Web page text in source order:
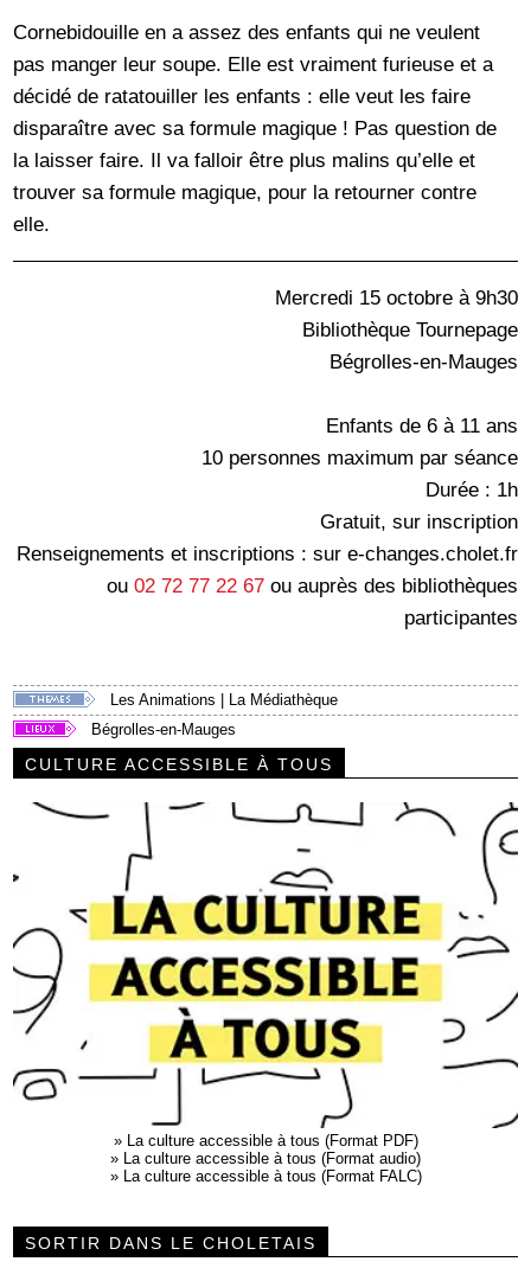
Cornebidouille en a assez des enfants qui ne veulent
pas manger leur soupe. Elle est vraiment furieuse et a
décidé de ratatouiller les enfants : elle veut les faire
disparaître avec sa formule magique ! Pas question de
la laisser faire. Il va falloir être plus malins qu’elle et
trouver sa formule magique, pour la retourner contre
elle.
Mercredi 15 octobre à 9h30
Bibliothèque Tournepage
Bégrolles-en-Mauges
Enfants de 6 à 11 ans
10 personnes maximum par séance
Durée : 1h
Gratuit, sur inscription
Renseignements et inscriptions : sur e-changes.cholet.fr
ou 02 72 77 22 67ou auprès des bibliothèques
participantes
Les Animations
La Médiathèque
Bégrolles-en-Mauges
CULTURE ACCESSIBLE À TOUS
»
La culture accessible à tous (Format PDF)
»
La culture accessible à tous (Format audio)
»
La culture accessible à tous (Format FALC)
SORTIR DANS LE CHOLETAIS